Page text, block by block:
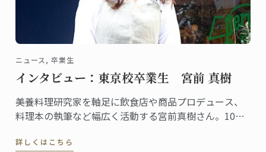
ニュース, 卒業生
インタビュー：東京校卒業生 宮前 真樹
美養料理研究家を軸足に飲食店や商品プロデュース、
料理本の執筆など幅広く活動する宮前真樹さん。10～
の顔を持ち様々なメディアに登場することからご存知
詳しくはこちら